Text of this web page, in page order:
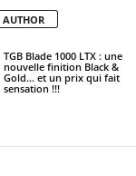
AUTHOR
TGB Blade 1000 LTX : une
nouvelle finition Black &
Gold… et un prix qui fait
sensation !!!